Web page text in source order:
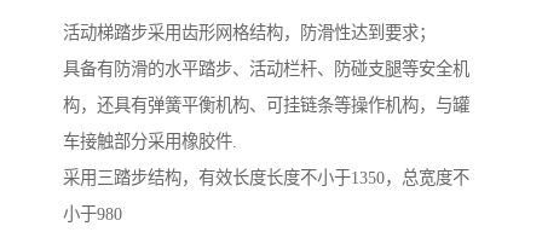
活动梯踏步采用齿形网格结构，防滑性达到要求；
具备有防滑的水平踏步、活动栏杆、防碰支腿等安全机
构，还具有弹簧平衡机构、可挂链条等操作机构，与罐
车接触部分采用橡胶件.
采用三踏步结构，有效长度长度不小于1350，总宽度不
小于980